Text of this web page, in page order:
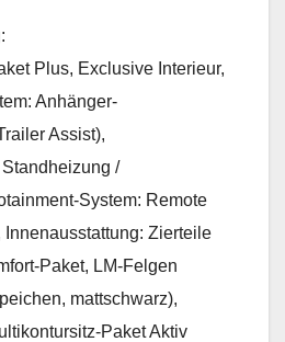
Plus, Exclusive Interieur,
Anhänger-
Assist),
/
System: Remote
Zierteile
Paket, LM-Felgen
mattschwarz),
Paket Aktiv